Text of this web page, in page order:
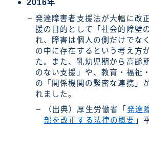
2016年
発達障害者支援法が大幅に改
援の目的として「社会的障壁
れ、障害は個人の側だけでな
の中に存在するという考え方
た。また、乳幼児期から高齢
のない支援」や、教育・福祉
の「関係機関の緊密な連携」
れました。
（出典）厚生労働省「 発達
部を改正する法律の概要 」